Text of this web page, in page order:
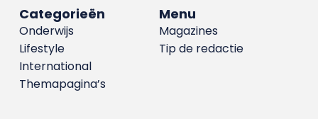
Menu
Magazines
Tip de redactie
Categorieën
Onderwijs
Lifestyle
International
Themapagina’s